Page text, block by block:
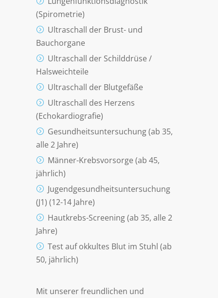
(Spirometrie)
Ultraschall der Brust- und
Bauchorgane
Ultraschall der Schilddrüse /
Halsweichteile
Ultraschall der Blutgefäße
Ultraschall des Herzens
(Echokardiografie)
Gesundheitsuntersuchung (ab 35,
alle 2 Jahre)
Männer-Krebsvorsorge (ab 45,
jährlich)
Jugendgesundheitsuntersuchung
(J1) (12-14 Jahre)
Hautkrebs-Screening (ab 35, alle 2
Jahre)
Test auf okkultes Blut im Stuhl (ab
50, jährlich)
Mit unserer freundlichen und